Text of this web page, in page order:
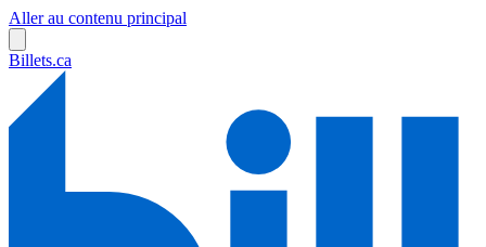
Aller au contenu principal
Billets.ca